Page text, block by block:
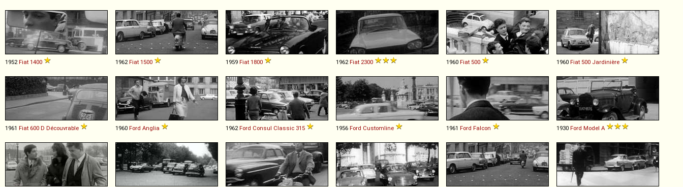
1952 Fiat 1400 1962 Fiat 1500 1959 Fiat 1800 1962 Fiat 2300 1960 Fiat 500 1960 Fiat 500 Jardinière
1961 Fiat 600 D Découvrable 1960 Ford Anglia 1962 Ford Consul Classic 315 1956 Ford Customline 1961 Ford Falcon 1930 Ford Model A